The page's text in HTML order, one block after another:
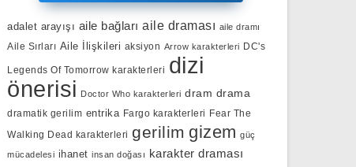
adalet arayışı aile bağları aile draması aile dramı
Aile Sırları Aile İlişkileri aksiyon Arrow karakterleri DC's
Legends Of Tomorrow karakterleri dizi
önerisi Doctor Who karakterleri dram drama
dramatik gerilim entrika Fargo karakterleri Fear The
Walking Dead karakterleri gerilim gizem güç
mücadelesi ihanet insan doğası karakter draması